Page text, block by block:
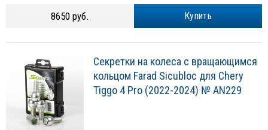
Купить
8650 руб.
Секретки на колеса с вращающимся
кольцом Farad Sicubloc для Chery
Tiggo 4 Pro (2022-2024) № AN229